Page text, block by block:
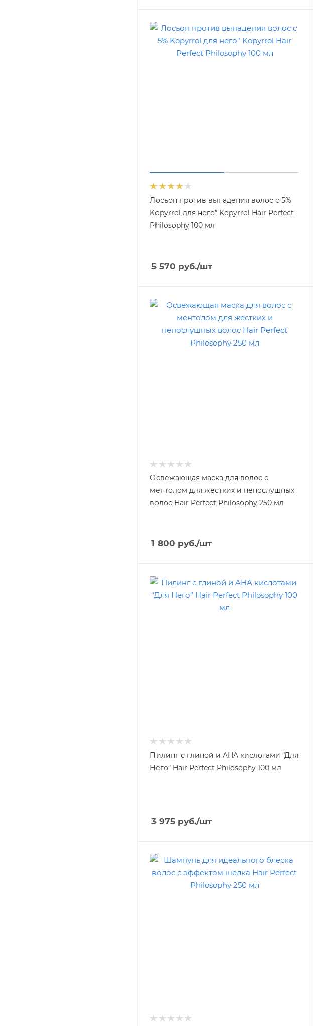
Лосьон против выпадения волос с 5%
Kopyrrol для него” Kopyrrol Hair Perfect
Philosophy 100 мл
5 570 руб./шт
Освежающая маска для волос с
ментолом для жестких и непослушных
волос Hair Perfect Philosophy 250 мл
1 800 руб./шт
Пилинг с глиной и AHA кислотами “Для
Него” Hair Perfect Philosophy 100 мл
3 975 руб./шт